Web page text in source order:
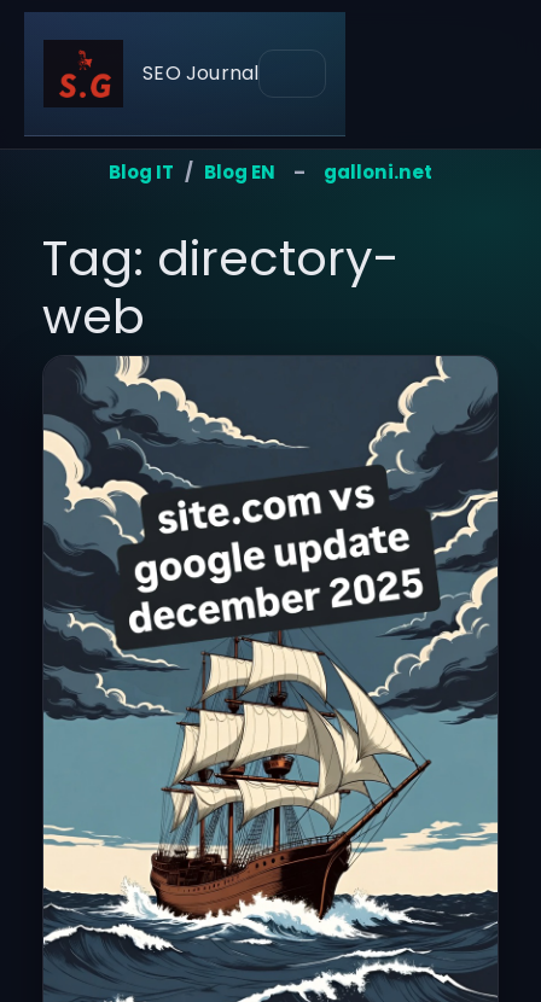
SEO Journal
Blog IT / Blog EN – galloni.net
Tag: directory-
web